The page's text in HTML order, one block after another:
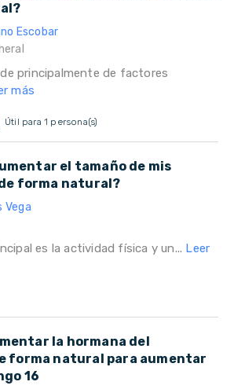
Escobar
principalmente de factores
más
Útil para 1 persona(s)
el tamaño de mis
forma natural?
Vega
es la actividad física y un... Leer
la hormana del
forma natural para aumentar
16